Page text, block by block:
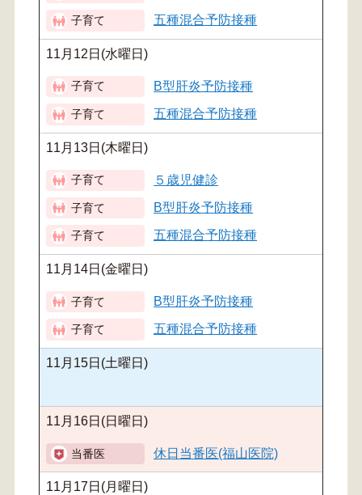
五種混合予防接種
11月12日(水曜日)
B型肝炎予防接種
五種混合予防接種
11月13日(木曜日)
５歳児健診
B型肝炎予防接種
五種混合予防接種
11月14日(金曜日)
B型肝炎予防接種
五種混合予防接種
11月15日(土曜日)
11月16日(日曜日)
休日当番医(福山医院)
11月17日(月曜日)